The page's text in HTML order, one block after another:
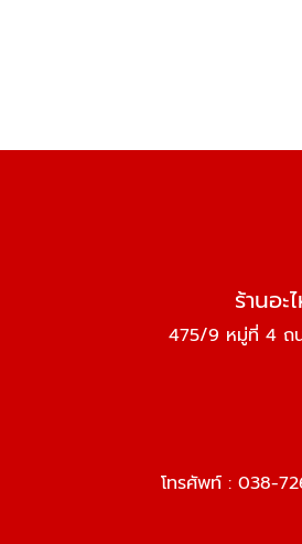
ร้านอ
475/9 หมู่ที่ 4 ถ
โทรศัพท์ : 038-